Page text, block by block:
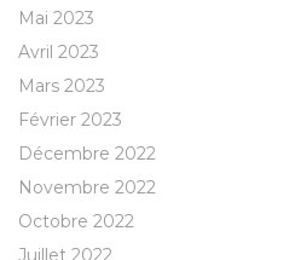
Mai 2023
Avril 2023
Mars 2023
Février 2023
Décembre 2022
Novembre 2022
Octobre 2022
Juillet 2022